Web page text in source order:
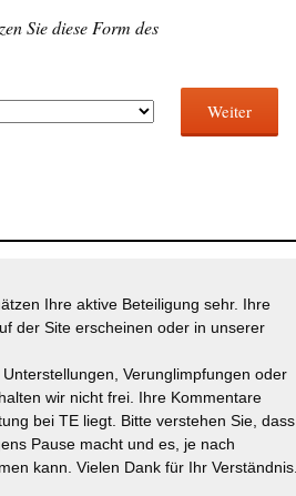
Sie diese Form des
Weiter
Ihre aktive Beteiligung sehr. Ihre
der Site erscheinen oder in unserer
Verunglimpfungen oder
wir nicht frei. Ihre Kommentare
bei TE liegt. Bitte verstehen Sie, dass
Pause macht und es, je nach
kann. Vielen Dank für Ihr Verständnis.